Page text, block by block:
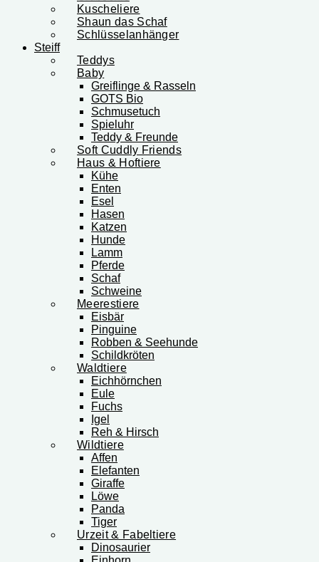
Kuscheliere
Shaun das Schaf
Schlüsselanhänger
Steiff
Teddys
Baby
Greiflinge & Rasseln
GOTS Bio
Schmusetuch
Spieluhr
Teddy & Freunde
Soft Cuddly Friends
Haus & Hoftiere
Kühe
Enten
Esel
Hasen
Katzen
Hunde
Lamm
Pferde
Schaf
Schweine
Meerestiere
Eisbär
Pinguine
Robben & Seehunde
Schildkröten
Waldtiere
Eichhörnchen
Eule
Fuchs
Igel
Reh & Hirsch
Wildtiere
Affen
Elefanten
Giraffe
Löwe
Panda
Tiger
Urzeit & Fabeltiere
Dinosaurier